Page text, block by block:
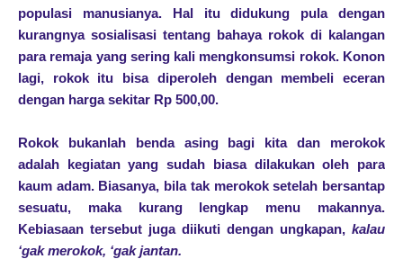
populasi manusianya. Hal itu didukung pula dengan
kurangnya sosialisasi tentang bahaya rokok di kalangan
para remaja yang sering kali mengkonsumsi rokok. Konon
lagi, rokok itu bisa diperoleh dengan membeli eceran
dengan harga sekitar Rp 500,00.
Rokok bukanlah benda asing bagi kita dan merokok
adalah kegiatan yang sudah biasa dilakukan oleh para
kaum adam. Biasanya, bila tak merokok setelah bersantap
sesuatu, maka kurang lengkap menu makannya.
Kebiasaan tersebut juga diikuti dengan ungkapan, kalau
‘gak merokok, ‘gak jantan.